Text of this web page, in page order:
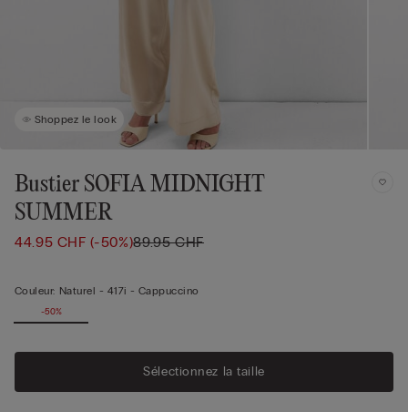
Shoppez le look
Bustier SOFIA MIDNIGHT
SUMMER
44.95 CHF(-50%)89.95 CHF
Couleur: Naturel - 417i - Cappuccino
-50%
Sélectionnez la taille